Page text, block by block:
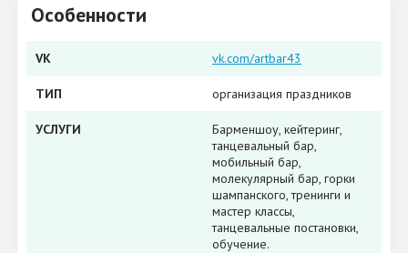
Особенности
VK vk.com/artbar43
ТИП организация праздников
УСЛУГИ
Барменшоу, кейтеринг,
танцевальный бар,
мобильный бар,
молекулярный бар, горки
шампанского, тренинги и
мастер классы,
танцевальные постановки,
обучение.